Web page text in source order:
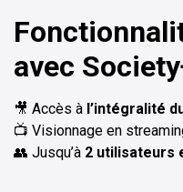
avec
🎥 Accès à l’intégralité
📺 Visionnage en
👥 Jusqu’à 2 utilisateurs